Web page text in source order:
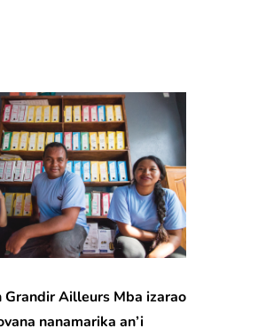
Mba izarao
nanamarika an’i